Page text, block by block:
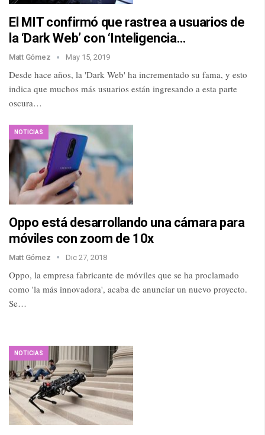
El MIT confirmó que rastrea a usuarios de
la ‘Dark Web’ con ‘Inteligencia…
Matt Gómez May 15, 2019
Desde hace años, la 'Dark Web' ha incrementado su fama, y esto
indica que muchos más usuarios están ingresando a esta parte
oscura…
NOTICIAS
Oppo está desarrollando una cámara para
móviles con zoom de 10x
Matt Gómez Dic 27, 2018
Oppo, la empresa fabricante de móviles que se ha proclamado
como 'la más innovadora', acaba de anunciar un nuevo proyecto.
Se…
NOTICIAS